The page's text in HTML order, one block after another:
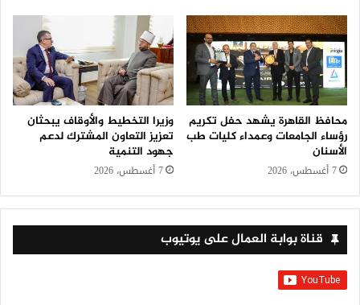
محافظ القاهرة يشهد حفل تكريم
رؤساء الجامعات وعمداء كليات طب
الأسنان
7 أغسطس، 2026
وزيرا التخطيط والأوقاف يبحثان
تعزيز التعاون المشترك لدعم
جهود التنمية
7 أغسطس، 2026
قناة بوابة العمال على يوتيوب